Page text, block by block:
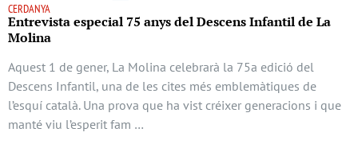
CERDANYA
Entrevista especial 75 anys del Descens Infantil de La
Molina
Aquest 1 de gener, La Molina celebrarà la 75a edició del
Descens Infantil, una de les cites més emblemàtiques de
l’esquí català. Una prova que ha vist créixer generacions i que
manté viu l’esperit fam …